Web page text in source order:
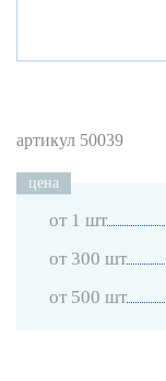
артикул 50039
цена
от 1 шт
от 300 шт
от 500 шт